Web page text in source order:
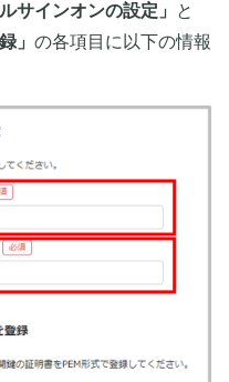
サインオンの設定」 と
」 の各項目に以下の情報